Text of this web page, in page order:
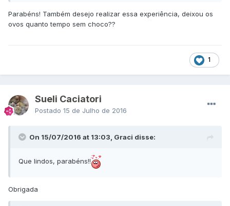
Parabéns! Também desejo realizar essa experiência, deixou os
ovos quanto tempo sem choco??
1
Sueli Caciatori
Postado 15 de Julho de 2016
On 15/07/2016 at 13:03, Graci disse:
Que lindos, parabéns!!
Obrigada